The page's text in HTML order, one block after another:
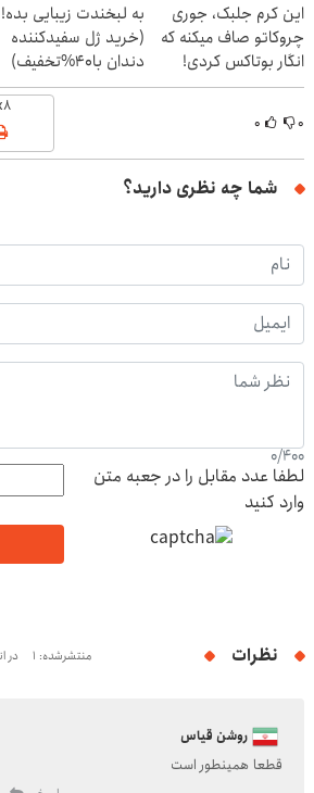
این کرم جلبک، جوری
چروکاتو صاف میکنه که
انگار بوتاکس کردی!
(تخفیف ویژه)
به لبخندت زیبایی بده!
(خرید ژل سفیدکننده
دندان با40%تخفیف)
۰ ۰
شما چه نظری دارید؟
0/400
لطفا عدد مقابل را در جعبه متن
وارد کنید
نظرات منتشرشده: 1 در
روشن قیاس
قطعا همینطور است